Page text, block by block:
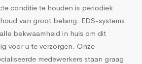
conditie te houden is periodiek
van groot belang. EDS-systems
bekwaamheid in huis om dit
voor u te verzorgen. Onze
medewerkers staan graag